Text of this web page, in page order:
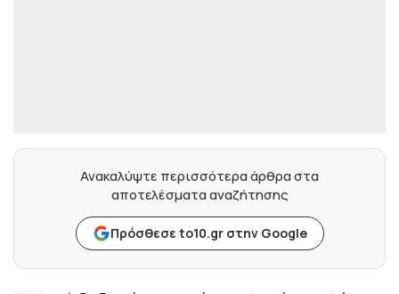
Ανακαλύψτε περισσότερα άρθρα στα
αποτελέσματα αναζήτησης
Πρόσθεσε to10.gr στην Google